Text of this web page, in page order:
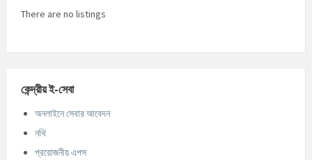
There are no listings
কেন্দ্রীয় ই-সেবা
অনলাইনে সেবার আবেদন
নথি
প্রয়োজনীয় এপস